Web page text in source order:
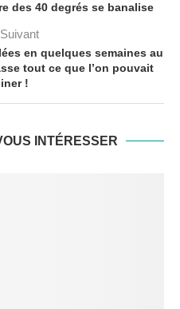
des 40 degrés se banalise
en quelques semaines au
tout ce que l’on pouvait
!
INTÉRESSER